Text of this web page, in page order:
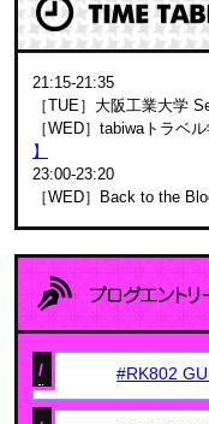
21:15-21:35
［TUE］大阪工業大学
［WED］tabiwaトラベ
】
23:00-23:20
［WED］Back to the
/ #RK802